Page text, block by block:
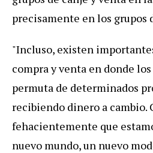
precisamente en los grupos
"Incluso, existen
compra y venta en donde
permuta de determinados
recibiendo dinero a cambio.
fehacientemente que
nuevo mundo, un nuevo